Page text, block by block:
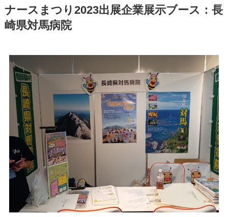
ナースまつり2023出展企業展示ブース：長
崎県対馬病院